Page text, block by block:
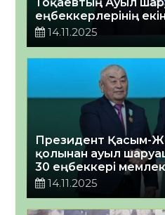
Тоқаевтың Ауыл
еңбеккерлерінің
сөйлеген сөзі
14.11.2025
Президент Қасым-
қолынан ауыл
30 еңбеккері
алды
14.11.2025